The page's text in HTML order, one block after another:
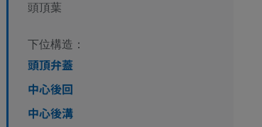
頭頂葉
下位構造：
頭頂弁蓋
中心後回
中心後溝